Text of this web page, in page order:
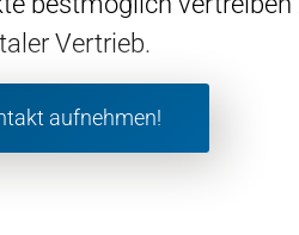
Vertrieb.
aufnehmen!